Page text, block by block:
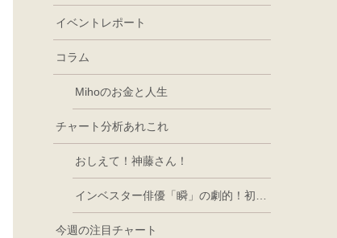
イベントレポート
コラム
Mihoのお金と人生
チャート分析あれこれ
おしえて！神藤さん！
今週の注目チャート